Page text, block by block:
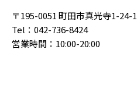
〒195-0051 町田市真光寺1-24-1
Tel：042-736-8424
営業時間：10:00-20:00